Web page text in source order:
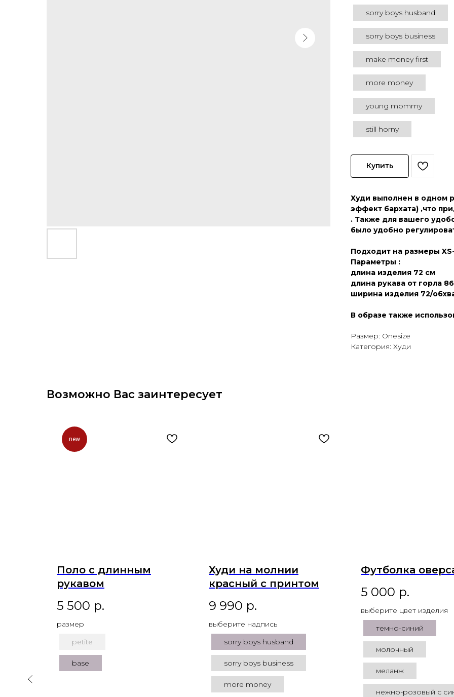
sorry boys husband
sorry boys business
make money first
more money
young mommy
still horny
Купить
Худи выполнен в одном
эффект бархата) ,что
. Также для вашего
было удобно
Подходит на размеры
Параметры :
длина изделия 72 см
длина рукава от горла
ширина изделия 72/
В образе также
Размер: Onesize
Категория: Худи
Возможно Вас заинтересует
new
Поло с длинным
рукавом
5 500 р.
размер
petite
base
Худи на молнии
красный с принтом
9 990 р.
выберите надпись
sorry boys husband
sorry boys business
more money
Футболка
5 000 р.
выберите цвет изделия
темно-синий
молочный
меланж
нежно-розовый с